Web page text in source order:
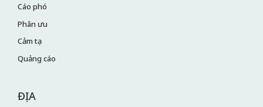
Cáo phó
Phân ưu
Cảm tạ
Quảng cáo
ĐỊA